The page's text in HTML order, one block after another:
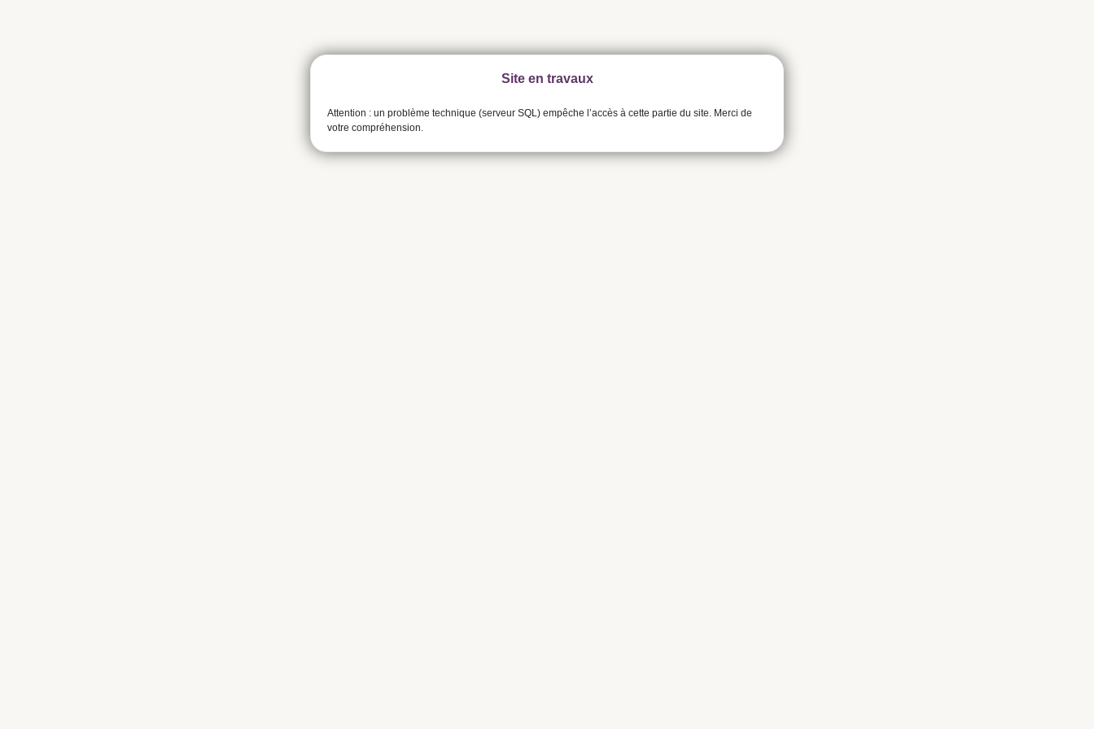
Site en travaux
Attention : un problème technique (serveur SQL) empêche l’accès à cette partie du site. Merci de
votre compréhension.